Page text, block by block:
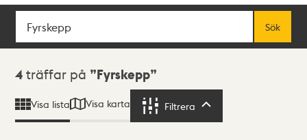
Sök
Sök
Sökresultat
4 träffar på Fyrskepp
Visa lista Visa karta Filtrera